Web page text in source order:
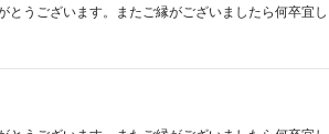
とうございます。またご縁がございましたら何卒宜し